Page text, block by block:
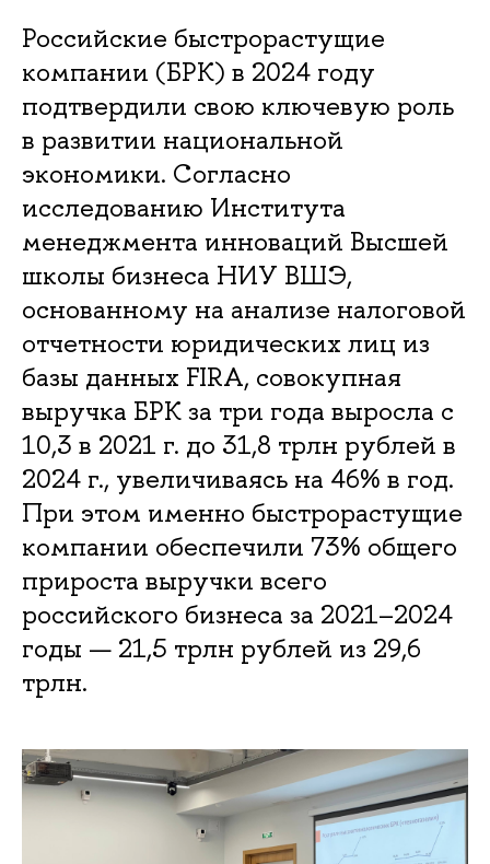
Российские быстрорастущие
компании (БРК) в 2024 году
подтвердили свою ключевую роль
в развитии национальной
экономики. Согласно
исследованию Института
менеджмента инноваций Высшей
школы бизнеса НИУ ВШЭ,
основанному на анализе налоговой
отчетности юридических лиц из
базы данных FIRA, совокупная
выручка БРК за три года выросла с
10,3 в 2021 г. до 31,8 трлн рублей в
2024 г., увеличиваясь на 46% в год.
При этом именно быстрорастущие
компании обеспечили 73% общего
прироста выручки всего
российского бизнеса за 2021–2024
годы — 21,5 трлн рублей из 29,6
трлн.